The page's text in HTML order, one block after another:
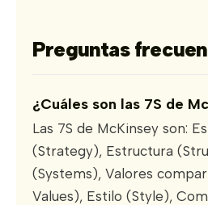
Preguntas
¿Cuáles son las 7S de
Las 7S de McKinsey son:
(Strategy), Estructura
(Systems), Valores
Values), Estilo (Style),